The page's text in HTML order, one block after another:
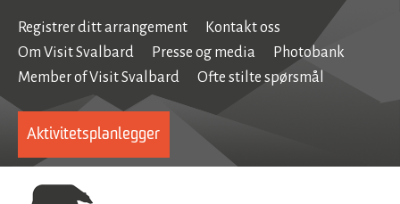
Registrer ditt arrangement
Kontakt oss
Om Visit Svalbard
Presse og media
Photobank
Member of Visit Svalbard
Ofte stilte spørsmål
Aktivitetsplanlegger